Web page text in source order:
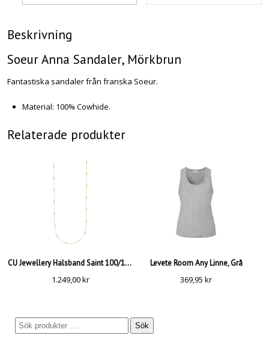
Beskrivning
Soeur Anna Sandaler, Mörkbrun
Fantastiska sandaler från franska Soeur.
Material: 100% Cowhide.
Relaterade produkter
CU Jewellery Halsband Saint 100/105, Guld
1.249,00kr
Levete Room Any Linne, Grå
369,95 kr
Sök